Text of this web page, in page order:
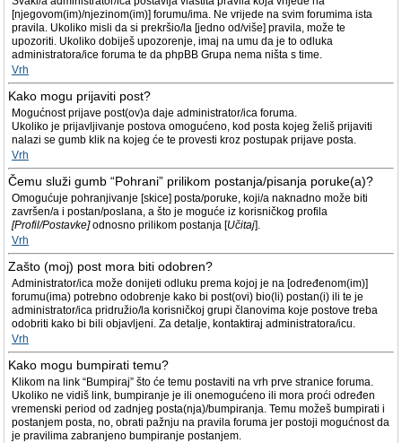
[njegovom(im)/njezinom(im)] forumu/ima. Ne vrijede na svim forumima ista
pravila. Ukoliko misli da si prekršio/la [jedno od/više] pravila, može te
upozoriti. Ukoliko dobiješ upozorenje, imaj na umu da je to odluka
administratora/ice foruma te da phpBB Grupa nema ništa s time.
Vrh
Kako mogu prijaviti post?
Mogućnost prijave post(ov)a daje administrator/ica foruma.
Ukoliko je prijavljivanje postova omogućeno, kod posta kojeg želiš prijaviti
nalazi se gumb klik na kojeg će te provesti kroz postupak prijave posta.
Vrh
Čemu služi gumb “Pohrani” prilikom postanja/pisanja poruke(a)?
Omogućuje pohranjivanje [skice] posta/poruke, koji/a naknadno može biti
završen/a i postan/poslana, a što je moguće iz korisničkog profila
[Profil/Postavke]odnosno prilikom postanja [Učitaj].
Vrh
Zašto (moj) post mora biti odobren?
Administrator/ica može donijeti odluku prema kojoj je na [određenom(im)]
forumu(ima) potrebno odobrenje kako bi post(ovi) bio(li) postan(i) ili te je
administrator/ica pridružio/la korisničkoj grupi članovima koje postove treba
odobriti kako bi bili objavljeni. Za detalje, kontaktiraj administratora/icu.
Vrh
Kako mogu bumpirati temu?
Klikom na link “Bumpiraj” što će temu postaviti na vrh prve stranice foruma.
Ukoliko ne vidiš link, bumpiranje je ili onemogućeno ili mora proći određen
vremenski period od zadnjeg posta(nja)/bumpiranja. Temu možeš bumpirati i
postanjem posta, no, obrati pažnju na pravila foruma jer postoji mogućnost da
je pravilima zabranjeno bumpiranje postanjem.